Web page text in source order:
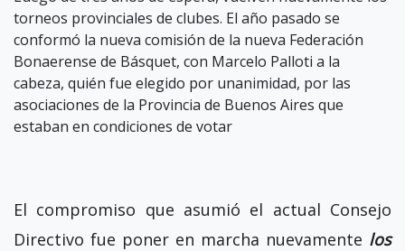
torneos provinciales de clubes. El año pasado se
conformó la nueva comisión de la nueva Federación
Bonaerense de Básquet, con Marcelo Palloti a la
cabeza, quién fue elegido por unanimidad, por las
asociaciones de la Provincia de Buenos Aires que
estaban en condiciones de votar
El compromiso que asumió el actual Consejo
Directivo fue poner en marcha nuevamente los